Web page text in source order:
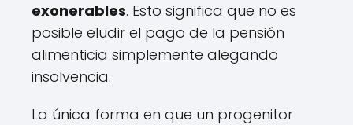
exonerables. Esto significa que no es
posible eludir el pago de la pensión
alimenticia simplemente alegando
insolvencia.
La única forma en que un progenitor